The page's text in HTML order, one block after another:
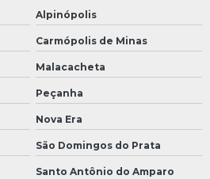
Alpinópolis
Carmópolis de Minas
Malacacheta
Peçanha
Nova Era
São Domingos do Prata
Santo Antônio do Amparo